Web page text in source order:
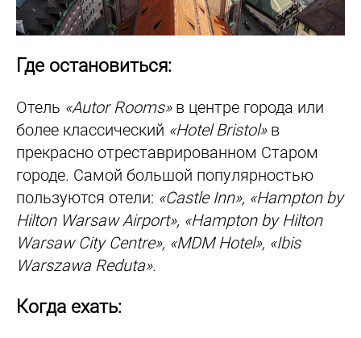
Где остановиться:
Отель «Autor Rooms» в центре города или
более классический «Hotel Bristol»в
прекрасно отреставрированном Старом
городе. Самой большой популярностью
пользуются отели: «Castle Inn», «Hampton by
Hilton Warsaw Airport», «Hampton by Hilton
Warsaw City Centre», «MDM Hotel», «Ibis
Warszawa Reduta».
Когда ехать: